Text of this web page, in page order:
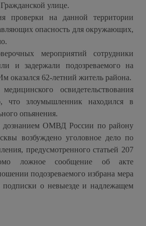
улице.
проверки на данной территории
опасность для окружающих,
мероприятий сотрудники
и задержали подозреваемого на
оказался 62-летний житель района.
освидетельствования
что злоумышленник находился в
опьянения.
дознанием ОМВД России по району
возбуждено уголовное дело по
предусмотренного статьей 207
ложное сообщение об акте
подозреваемого избрана мера
подписки о невыезде и надлежащем